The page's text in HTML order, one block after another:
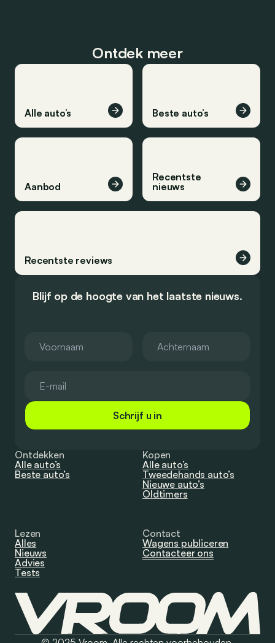
Ontdek meer
Alle auto’s Beste auto’s
Aanbod
Recentste
nieuws
Recentste reviews
Blijf op de hoogte van het laatste nieuws.
Schrijf u in
Ontdekken
Alle auto’s
Beste auto’s
Kopen
Alle auto’s
Tweedehands auto’s
Nieuwe auto’s
Oldtimers
Lezen
Alles
Nieuws
Advies
Tests
Contact
Wagens publiceren
Contacteer ons